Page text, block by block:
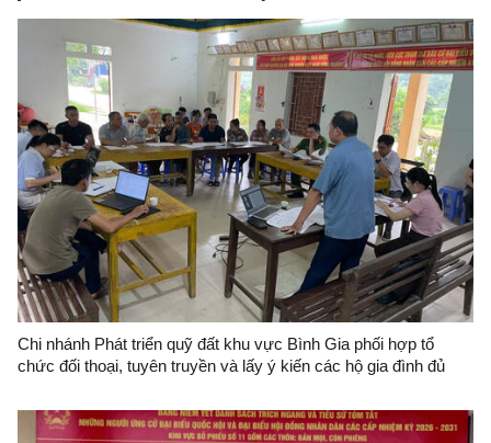
Chi nhánh Phát triển quỹ đất khu vực Bình Gia phối hợp tổ
chức đối thoại, tuyên truyền và lấy ý kiến các hộ gia đình đủ
tránh ĐT.226 (đoạn qua thị trấn Bình Gia, Văn Mịch) và Khu tái
định cư dân cư thị trấn Bình Gia